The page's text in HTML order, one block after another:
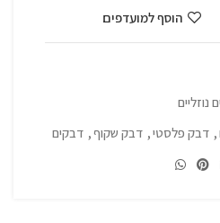
הוסף למועדפים
נוזליים
, דבק פלסטי, דבק שקוף, דבקים